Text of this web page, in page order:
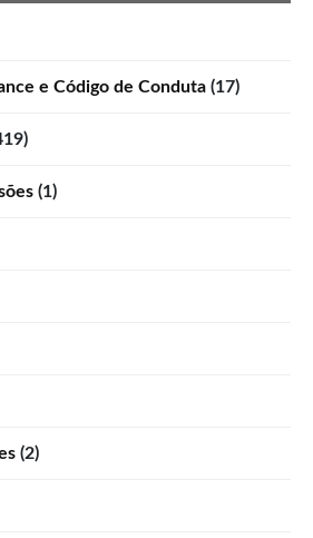
e Código de Conduta (17)
(1)
(2)